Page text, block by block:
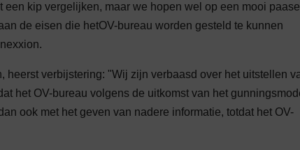
kip vergelijken, maar we hopen wel op een mooi
de eisen die hetOV-bureau worden gesteld te kunnen
heerst verbijstering: "Wij zijn verbaasd over het uitstellen
het OV-bureau volgens de uitkomst van het
ook met het geven van nadere informatie, totdat het OV-